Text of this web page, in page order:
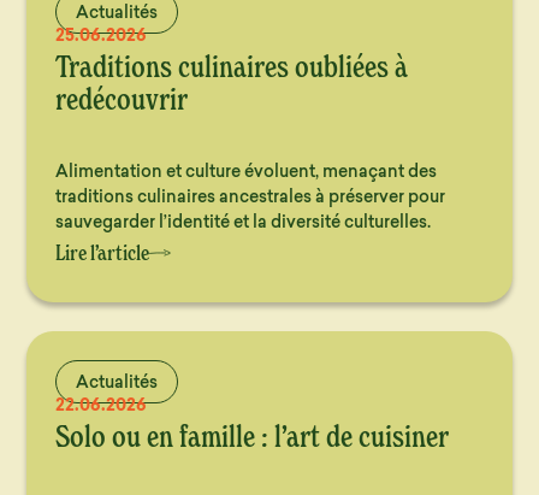
Actualités
25.06.2026
Traditions culinaires oubliées à
redécouvrir
Alimentation et culture évoluent, menaçant des
traditions culinaires ancestrales à préserver pour
sauvegarder l’identité et la diversité culturelles.
Lire l’article
Actualités
22.06.2026
Solo ou en famille : l’art de cuisiner